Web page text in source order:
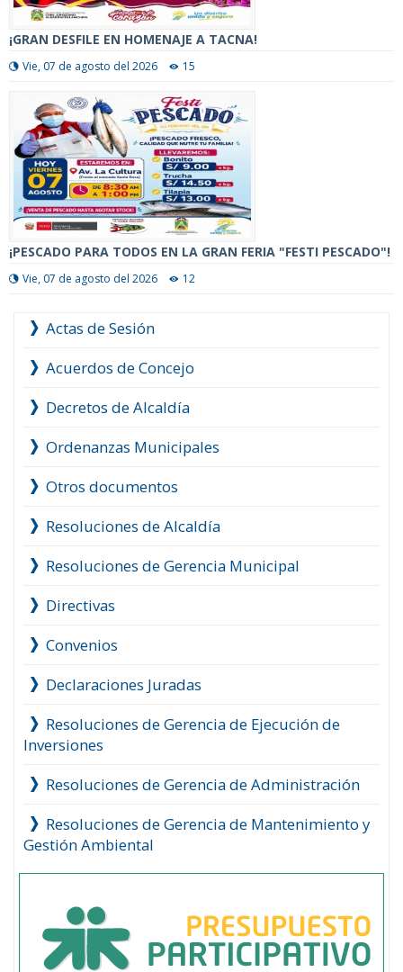
¡GRAN DESFILE EN HOMENAJE A TACNA!
Vie, 07 de agosto del 2026 15
¡PESCADO PARA TODOS EN LA GRAN FERIA "FESTI PESCADO"!
Vie, 07 de agosto del 2026 12
Actas de Sesión
Acuerdos de Concejo
Decretos de Alcaldía
Ordenanzas Municipales
Otros documentos
Resoluciones de Alcaldía
Resoluciones de Gerencia Municipal
Directivas
Convenios
Declaraciones Juradas
Resoluciones de Gerencia de Ejecución de
Inversiones
Resoluciones de Gerencia de Administración
Resoluciones de Gerencia de Mantenimiento y
Gestión Ambiental